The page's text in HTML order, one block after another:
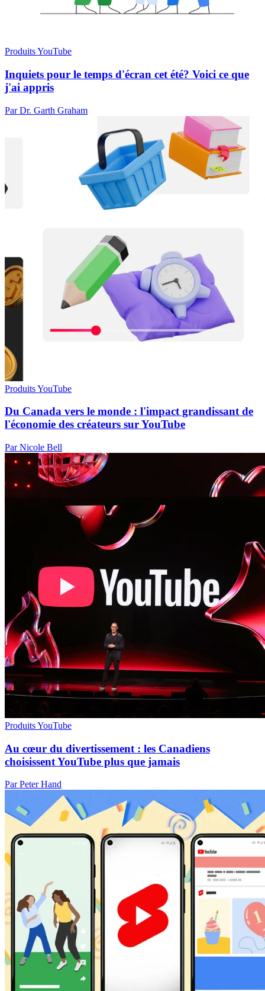
Produits YouTube
Inquiets pour le temps d'écran cet été? Voici ce que
j'ai appris
Par Dr. Garth Graham
Produits YouTube
Du Canada vers le monde : l'impact grandissant de
l'économie des créateurs sur YouTube
Par Nicole Bell
Produits YouTube
Au cœur du divertissement : les Canadiens
choisissent YouTube plus que jamais
Par Peter Hand